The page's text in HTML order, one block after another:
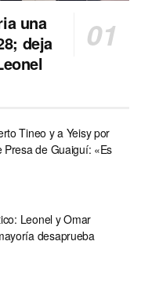
una
deja
Tineo y a Yeisy por
de Guaiguí: «Es
Leonel y Omar
desaprueba